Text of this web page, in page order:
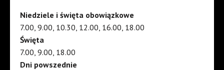
Niedziele i święta obowiązkowe
7.00, 9.00, 10.30, 12.00, 16.00, 18.00
Święta
7.00, 9.00, 18.00
Dni powszednie